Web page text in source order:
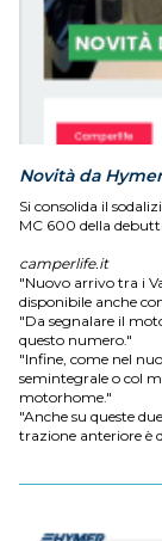
Novità da
Si consolida il
MC 600 della
camperlife.it
"Nuovo arrivo tra i
disponibile anche
"Da segnalare il
questo numero."
"Infine, come nel
semintegrale o col
motorhome."
"Anche su queste
trazione anteriore è